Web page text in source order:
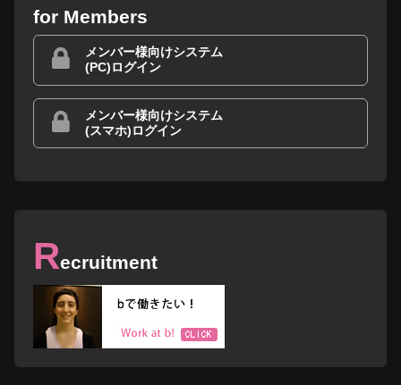
for Members
メンバー様向けシステム
(PC)ログイン
メンバー様向けシステム
(スマホ)ログイン
Recruitment